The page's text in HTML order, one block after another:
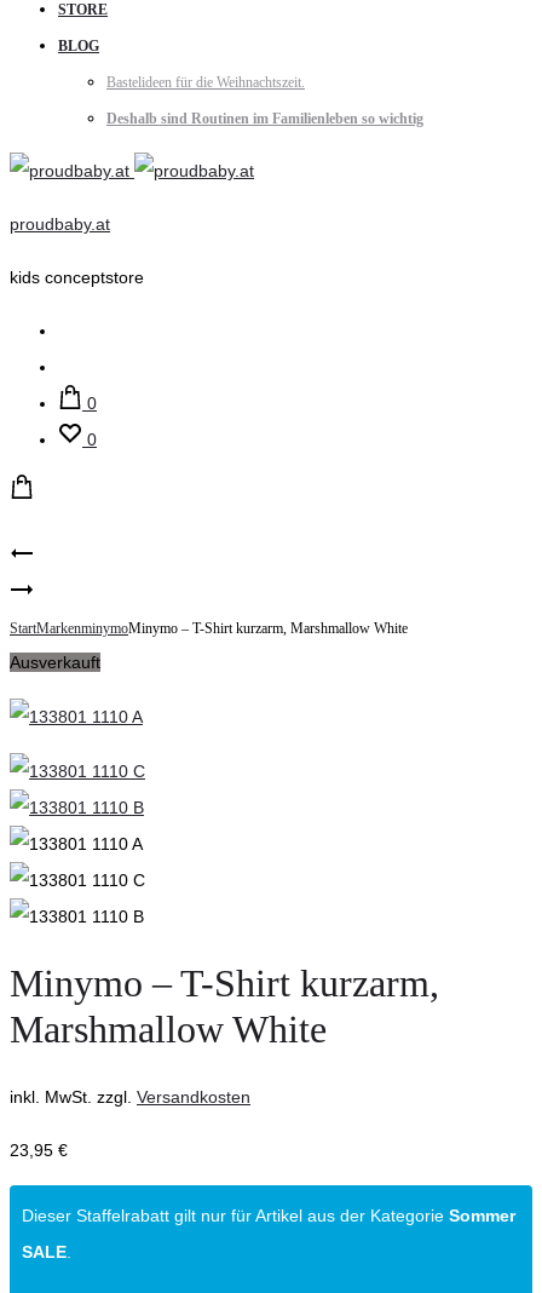
STORE
BLOG
Bastelideen für die Weihnachtszeit.
Deshalb sind Routinen im Familienleben so wichtig
proudbaby.at
kids conceptstore
0
0
Product
navigation
Doppelwandiges
Herzglas
Minymo
–
Body
langarm,
White
StartMarkenminymoMinymo – T-Shirt kurzarm, Marshmallow White
Ausverkauft
Minymo – T-Shirt kurzarm,
Marshmallow White
inkl. MwSt. zzgl. Versandkosten
23,95 €
Dieser Staffelrabatt gilt nur für Artikel aus der Kategorie Sommer
SALE